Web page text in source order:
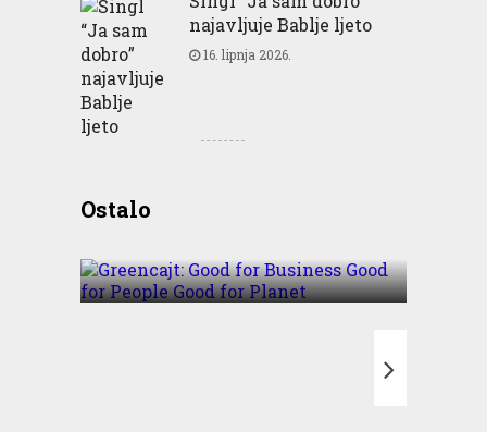
najavljuje Bablje ljeto
16. lipnja 2026.
OstaloBusiness Good for People